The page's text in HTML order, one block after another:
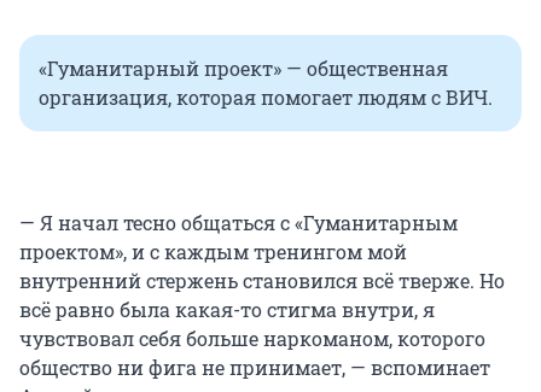
«Гуманитарный проект» — общественная
организация, которая помогает людям с ВИЧ.
— Я начал тесно общаться с «Гуманитарным
проектом», и с каждым тренингом мой
внутренний стержень становился всё тверже. Но
всё равно была какая-то стигма внутри, я
чувствовал себя больше наркоманом, которого
общество ни фига не принимает, — вспоминает